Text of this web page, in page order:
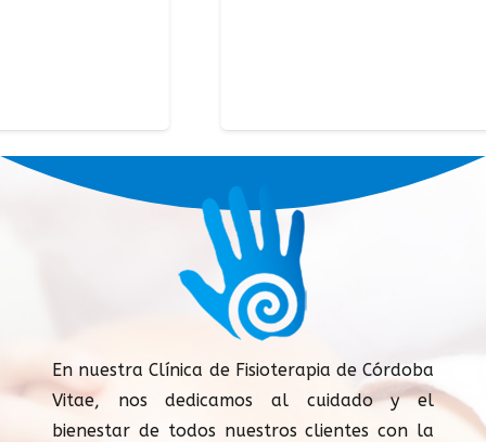
En nuestra Clínica de Fisioterapia de Córdoba
Vitae, nos dedicamos al cuidado y el
bienestar de todos nuestros clientes con la